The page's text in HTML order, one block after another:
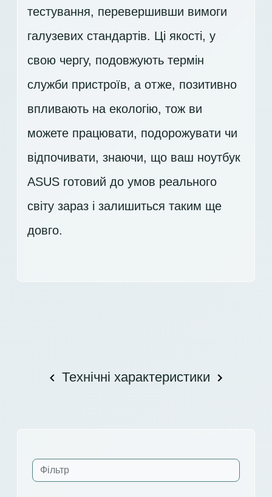
тестування, перевершивши вимоги
галузевих стандартів. Ці якості, у
свою чергу, подовжують термін
служби пристроїв, а отже, позитивно
впливають на екологію, тож ви
можете працювати, подорожувати чи
відпочивати, знаючи, що ваш ноутбук
ASUS готовий до умов реального
світу зараз і залишиться таким ще
довго.
Технічні характеристики